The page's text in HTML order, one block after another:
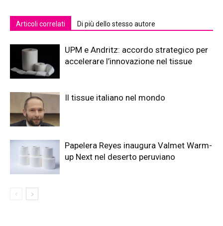
Articoli correlati Di più dello stesso autore
UPM e Andritz: accordo strategico per
accelerare l’innovazione nel tissue
Il tissue italiano nel mondo
Papelera Reyes inaugura Valmet Warm-
up Next nel deserto peruviano